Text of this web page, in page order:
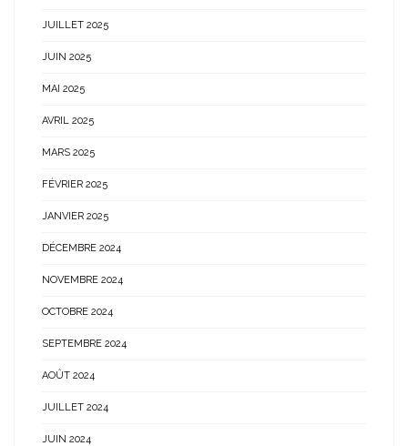
JUILLET 2025
JUIN 2025
MAI 2025
AVRIL 2025
MARS 2025
FÉVRIER 2025
JANVIER 2025
DÉCEMBRE 2024
NOVEMBRE 2024
OCTOBRE 2024
SEPTEMBRE 2024
AOÛT 2024
JUILLET 2024
JUIN 2024